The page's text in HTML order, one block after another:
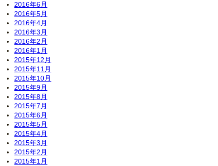
2016年6月
2016年5月
2016年4月
2016年3月
2016年2月
2016年1月
2015年12月
2015年11月
2015年10月
2015年9月
2015年8月
2015年7月
2015年6月
2015年5月
2015年4月
2015年3月
2015年2月
2015年1月